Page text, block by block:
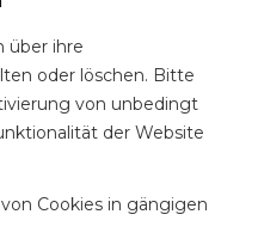
über ihre
oder löschen. Bitte
von unbedingt
der Website
Cookies in gängigen